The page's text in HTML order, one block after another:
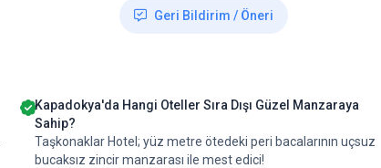
Geri Bildirim / Öneri
Kapadokya'da Hangi Oteller Sıra Dışı Güzel Manzaraya
Sahip?
Taşkonaklar Hotel; yüz metre ötedeki peri bacalarının uçsuz
bucaksız zincir manzarası ile mest edici!